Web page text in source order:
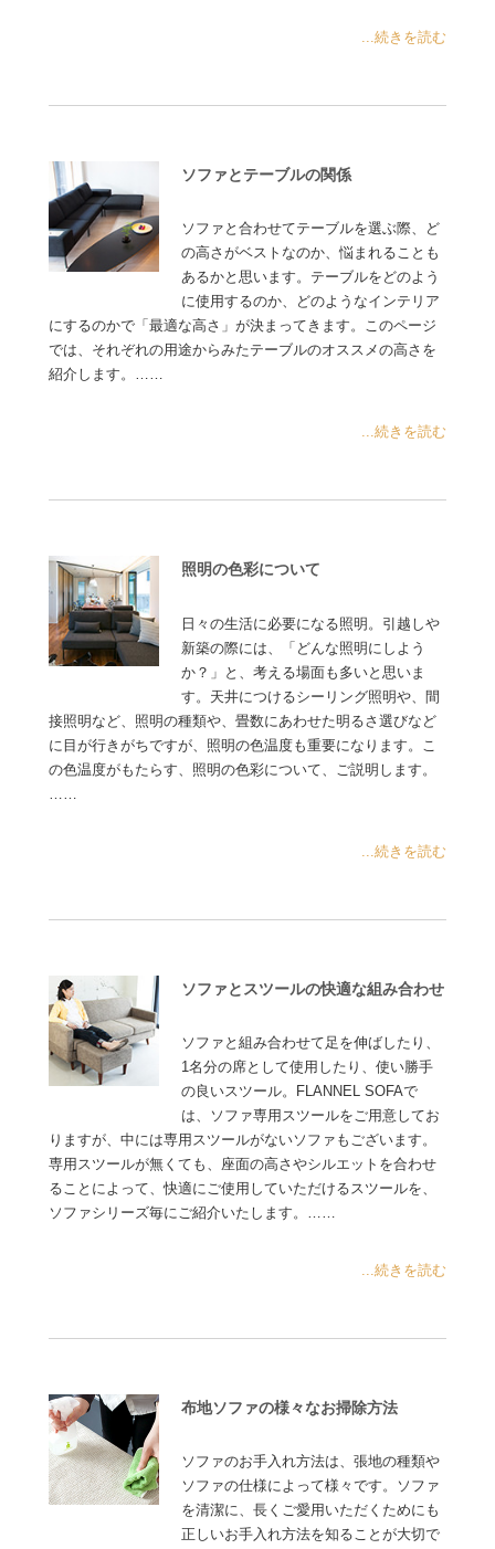
...続きを読む
ソファとテーブルの関係
ソファと合わせてテーブルを選ぶ際、ど
の高さがベストなのか、悩まれることも
あるかと思います。テーブルをどのよう
に使用するのか、どのようなインテリア
にするのかで「最適な高さ」が決まってきます。このページ
では、それぞれの用途からみたテーブルのオススメの高さを
紹介します。……
...続きを読む
照明の色彩について
日々の生活に必要になる照明。引越しや
新築の際には、「どんな照明にしよう
か？」と、考える場面も多いと思いま
す。天井につけるシーリング照明や、間
接照明など、照明の種類や、畳数にあわせた明るさ選びなど
に目が行きがちですが、照明の色温度も重要になります。こ
の色温度がもたらす、照明の色彩について、ご説明します。
...続きを読む
ソファとスツールの快適な組み合わせ
ソファと組み合わせて足を伸ばしたり、
1名分の席として使用したり、使い勝手
の良いスツール。FLANNEL SOFAで
は、ソファ専用スツールをご用意してお
りますが、中には専用スツールがないソファもございます。
専用スツールが無くても、座面の高さやシルエットを合わせ
ることによって、快適にご使用していただけるスツールを、
ソファシリーズ毎にご紹介いたします。……
...続きを読む
布地ソファの様々なお掃除方法
ソファのお手入れ方法は、張地の種類や
ソファの仕様によって様々です。ソファ
を清潔に、長くご愛用いただくためにも
正しいお手入れ方法を知ることが大切で